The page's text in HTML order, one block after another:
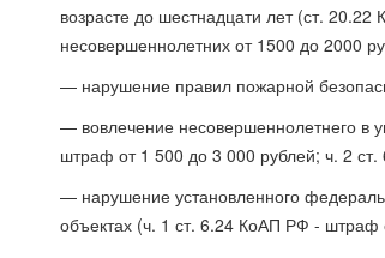
возрасте до шестнадцати лет (ст.
несовершеннолетних от 1500 до 2000
— нарушение правил пожарной
— вовлечение несовершеннолетнего в
штраф от 1 500 до 3 000 рублей; ч. 2
— нарушение установленного
объектах (ч. 1 ст. 6.24 КоАП РФ -